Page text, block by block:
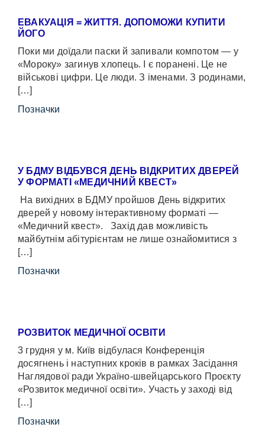
ЕВАКУАЦІЯ = ЖИТТЯ. ДОПОМОЖИ КУПИТИ
ЙОГО
Поки ми доїдали паски й запивали компотом — у
«Мороку» загинув хлопець. І є поранені. Це не
військові цифри. Це люди. З іменами. З родинами,
[…]
Позначки
У БДМУ ВІДБУВСЯ ДЕНЬ ВІДКРИТИХ ДВЕРЕЙ
У ФОРМАТІ «МЕДИЧНИЙ КВЕСТ»
На вихідних в БДМУ пройшов День відкритих
дверей у новому інтерактивному форматі —
«Медичний квест». Захід дав можливість
майбутнім абітурієнтам не лише ознайомитися з
[…]
Позначки
РОЗВИТОК МЕДИЧНОЇ ОСВІТИ
3 грудня у м. Київ відбулася Конференція
досягнень і наступних кроків в рамках Засідання
Наглядової ради Україно-швейцарського Проєкту
«Розвиток медичної освіти». Участь у заході від
[…]
Позначки